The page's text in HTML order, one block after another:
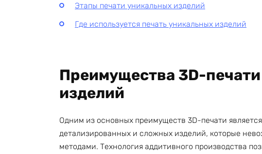
Этапы печати уникальных изделий
Где используется печать уникальных изделий
Преимущества 3D-
изделий
Одним из основных преимуществ 3D-печати
детализированных и сложных изделий, которые
методами. Технология аддитивного производства